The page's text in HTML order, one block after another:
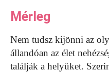
Mérleg
Nem tudsz kijönni az
állandóan az élet
találják a helyüket.